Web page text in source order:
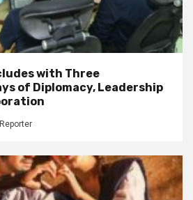
with Three
of Diplomacy, Leadership